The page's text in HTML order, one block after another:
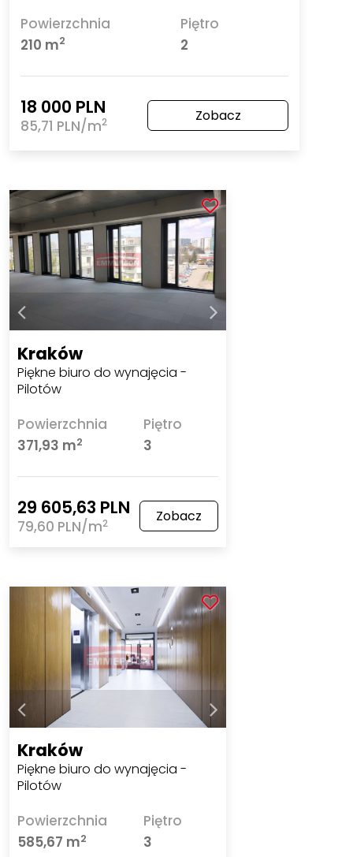
Powierzchnia
210 m2
Piętro
2
18 000 PLN
85,71 PLN/m2 Zobacz
Kraków
Piękne biuro do wynajęcia -
Pilotów
Powierzchnia
371,93 m2
Piętro
3
29 605,63 PLN
79,60 PLN/m2 Zobacz
Kraków
Piękne biuro do wynajęcia -
Pilotów
Powierzchnia
585,67 m2
Piętro
3